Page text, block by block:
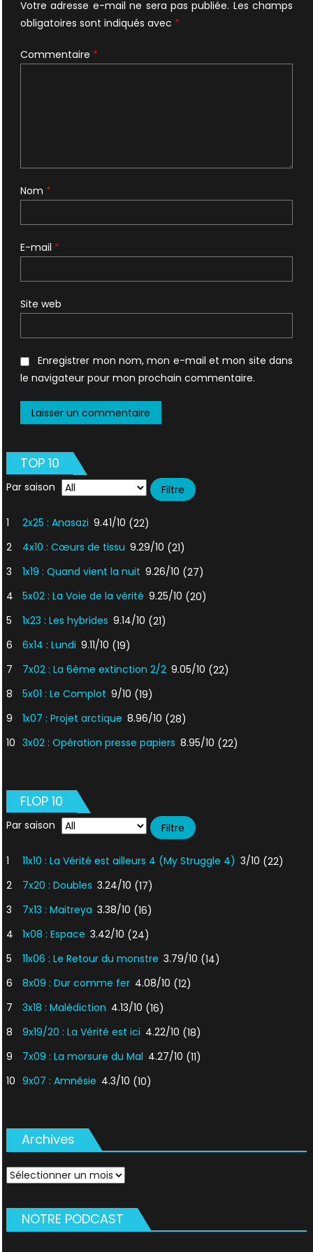
Votre adresse e-mail ne sera pas publiée. Les champs
obligatoires sont indiqués avec *
Commentaire *
Nom *
E-mail *
Site web
Enregistrer mon nom, mon e-mail et mon site dans
le navigateur pour mon prochain commentaire.
TOP 10
Par saison
1 2x25 : Anasazi 9.41/10 (22)
2
4x10 : Cœurs de tissu 9.29/10 (21)
3
1x19 : Quand vient la nuit 9.26/10 (27)
4
5x02 : La Voie de la vérité 9.25/10 (20)
5
1x23 : Les hybrides 9.14/10 (21)
6
6x14 : Lundi 9.11/10 (19)
7
7x02 : La 6ème extinction 2/2 9.05/10 (22)
8
5x01 : Le Complot 9/10 (19)
9
1x07 : Projet arctique 8.96/10 (28)
10 3x02 : Opération presse papiers 8.95/10 (22)
FLOP 10
Par saison
1 11x10 : La Vérité est ailleurs 4 (My Struggle 4) 3/10 (22)
2
7x20 : Doubles 3.24/10 (17)
3
7x13 : Maitreya 3.38/10 (16)
4
1x08 : Espace 3.42/10 (24)
5
11x06 : Le Retour du monstre 3.79/10 (14)
6
8x09 : Dur comme fer 4.08/10 (12)
7
3x18 : Malédiction 4.13/10 (16)
8
9x19/20 : La Vérité est ici 4.22/10 (18)
9
7x09 : La morsure du Mal 4.27/10 (11)
10 9x07 : Amnésie 4.3/10 (10)
Archives
Archives
NOTRE PODCAST